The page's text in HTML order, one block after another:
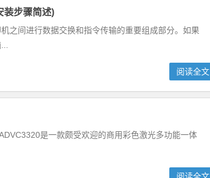
装步骤简述)
之间进行数据交换和指令传输的重要组成部分。如果
阅读全文
是一款颇受欢迎的商用彩色激光多功能一体